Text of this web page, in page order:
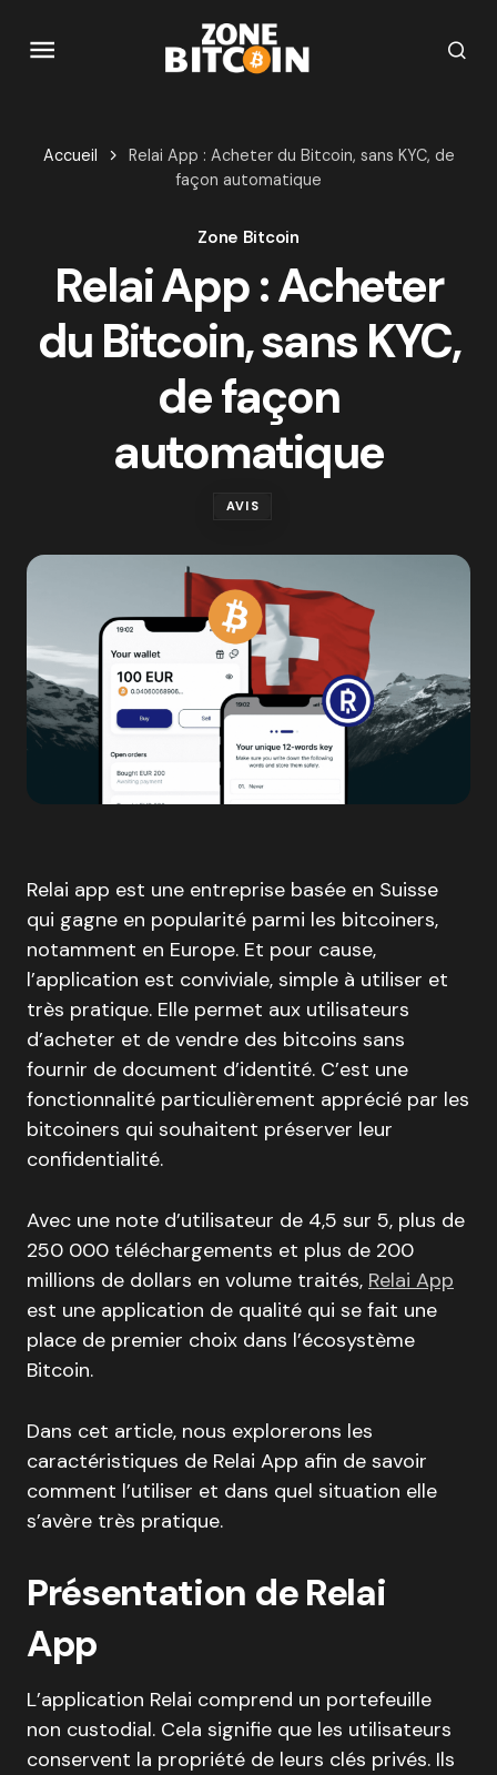
Accueil
Relai App : Acheter du Bitcoin, sans KYC, de
façon automatique
Zone Bitcoin
Relai App : Acheter
du Bitcoin, sans KYC,
de façon
automatique
AVIS
Relai app est une entreprise basée en Suisse
qui gagne en popularité parmi les bitcoiners,
notamment en Europe. Et pour cause,
l’application est conviviale, simple à utiliser et
très pratique. Elle permet aux utilisateurs
d’acheter et de vendre des bitcoins sans
fournir de document d’identité. C’est une
fonctionnalité particulièrement apprécié par les
bitcoiners qui souhaitent préserver leur
confidentialité.
Avec une note d’utilisateur de 4,5 sur 5, plus de
250 000 téléchargements et plus de 200
millions de dollars en volume traités, Relai App
est une application de qualité qui se fait une
place de premier choix dans l’écosystème
Bitcoin.
Dans cet article, nous explorerons les
caractéristiques de Relai App afin de savoir
comment l’utiliser et dans quel situation elle
s’avère très pratique.
Présentation de Relai
App
L’application Relai comprend un portefeuille
non custodial. Cela signifie que les utilisateurs
conservent la propriété de leurs clés privés. Ils